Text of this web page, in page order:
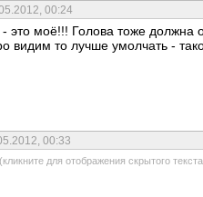
00:24
это моё!!! Голова тоже должна
видим то лучше умолчать -
00:33
(кликните для отображения скрытого